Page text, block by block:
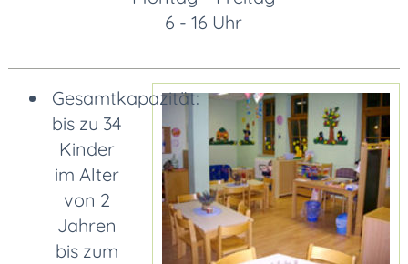
6 - 16 Uhr
Gesamtkapazität:
bis zu 34
Kinder
im Alter
von 2
Jahren
bis zum